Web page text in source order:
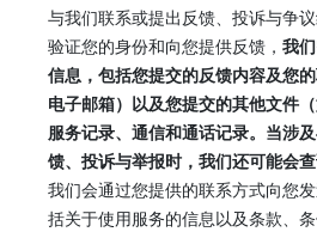
与我们联系或提出反馈、投诉与争
验证您的身份和向您提供反馈， 我
信息，包括您提交的反馈内容及您的
电子邮箱）以及您提交的其他文件
服务记录、通信和通话记录。当涉
馈、投诉与举报时，我们还可能会查
我们会通过您提供的联系方式向您
括关于使用服务的信息以及条款、